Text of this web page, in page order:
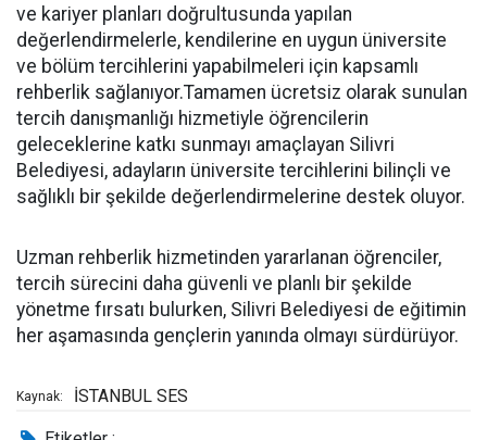
ve kariyer planları doğrultusunda yapılan
değerlendirmelerle, kendilerine en uygun üniversite
ve bölüm tercihlerini yapabilmeleri için kapsamlı
rehberlik sağlanıyor.Tamamen ücretsiz olarak sunulan
tercih danışmanlığı hizmetiyle öğrencilerin
geleceklerine katkı sunmayı amaçlayan Silivri
Belediyesi, adayların üniversite tercihlerini bilinçli ve
sağlıklı bir şekilde değerlendirmelerine destek oluyor.
Uzman rehberlik hizmetinden yararlanan öğrenciler,
tercih sürecini daha güvenli ve planlı bir şekilde
yönetme fırsatı bulurken, Silivri Belediyesi de eğitimin
her aşamasında gençlerin yanında olmayı sürdürüyor.
Kaynak: İSTANBUL SES